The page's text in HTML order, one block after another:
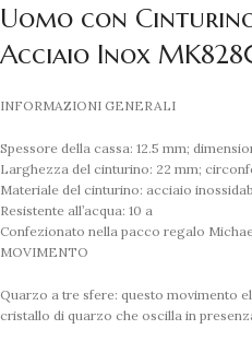
Uomo con
Acciaio Inox
INFORMAZIONI GENERALI
Spessore della cassa: 12.5 mm;
Larghezza del cinturino: 22 mm;
Materiale del cinturino: acciaio
Resistente all’acqua: 10 a
Confezionato nella pacco regalo
MOVIMENTO
Quarzo a tre sfere: questo movimento
cristallo di quarzo che oscilla in